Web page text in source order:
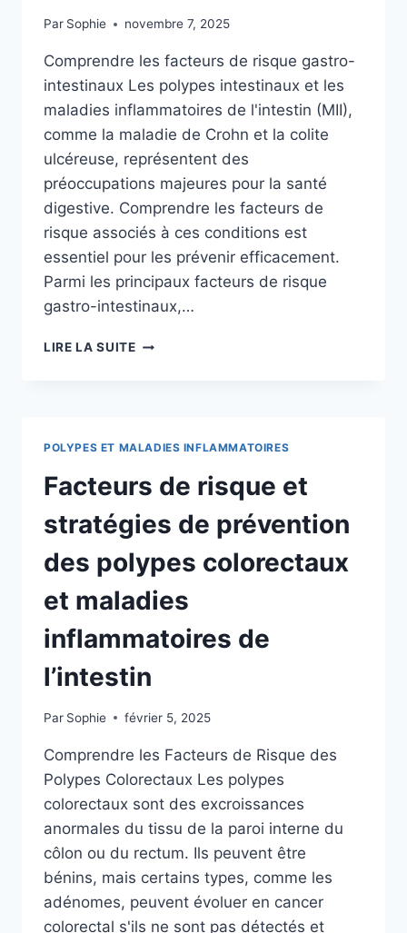
Par Sophie novembre 7, 2025
Comprendre les facteurs de risque gastro-
intestinaux Les polypes intestinaux et les
maladies inflammatoires de l'intestin (MII),
comme la maladie de Crohn et la colite
ulcéreuse, représentent des
préoccupations majeures pour la santé
digestive. Comprendre les facteurs de
risque associés à ces conditions est
essentiel pour les prévenir efficacement.
Parmi les principaux facteurs de risque
gastro-intestinaux,…
LIRE LA SUITEFACTEURS
MALADIES
INFLAMMATOIRES
INTESTINALES
UN
GUIDE
COMPLET
POUR
PRÉSERVER
SANTÉ
POLYPES ET MALADIES INFLAMMATOIRES
Facteurs de risque et
stratégies de prévention
des polypes colorectaux
et maladies
inflammatoires de
l’intestin
Par Sophie février 5, 2025
Comprendre les Facteurs de Risque des
Polypes Colorectaux Les polypes
colorectaux sont des excroissances
anormales du tissu de la paroi interne du
côlon ou du rectum. Ils peuvent être
bénins, mais certains types, comme les
adénomes, peuvent évoluer en cancer
colorectal s'ils ne sont pas détectés et